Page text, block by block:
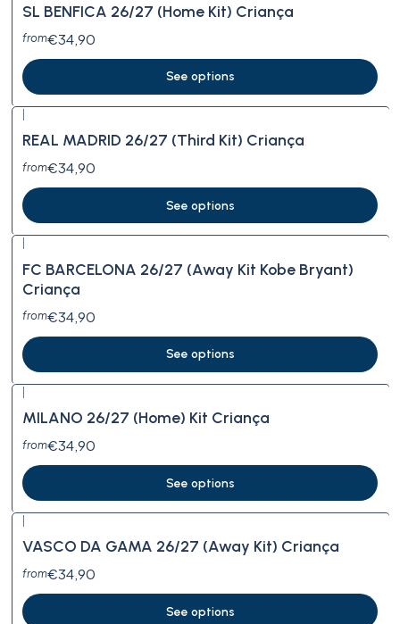
SL BENFICA 26/27 (Home Kit) Criança
from€34,90
See options
REAL MADRID 26/27 (Third Kit) Criança
from€34,90
See options
FC BARCELONA 26/27 (Away Kit Kobe Bryant)
Criança
from€34,90
See options
|
MILANO 26/27 (Home) Kit Criança
from€34,90
See options
VASCO DA GAMA 26/27 (Away Kit) Criança
from€34,90
See options